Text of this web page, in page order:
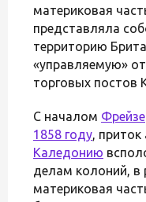
материковая
представляла
территорию
«управляемую»
торговых постов
С началом
1858 году, приток
Каледонию
делам колоний, в
материковая